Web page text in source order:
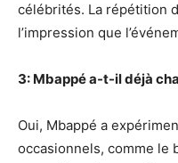
célébrités. La répétition
l’impression que
3: Mbappé a-t-il déjà
Oui, Mbappé a
occasionnels, comme le